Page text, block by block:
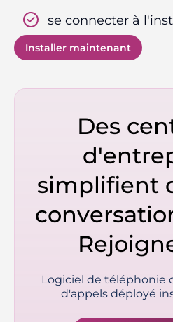
se connecter à
Installer maintenant
Des
simplifient
Logiciel de téléphonie
d'appels déployé